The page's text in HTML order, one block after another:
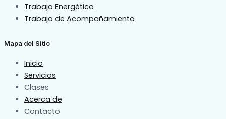
Trabajo Energético
Trabajo de Acompañamiento
Mapa del Sitio
Inicio
Servicios
Clases
Acerca de
Contacto